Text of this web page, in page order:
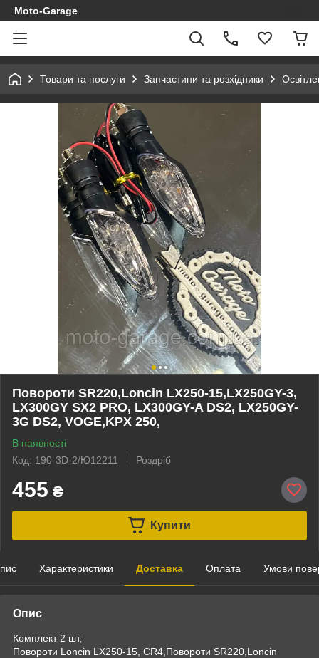
Moto-Garage
Товари та послуги Запчастини та розхідники
Повороти SR220,Loncin LX250-15,LX250GY-3,
LX300GY SX2 PRO, LX300GY-A DS2, LX250GY-
3G DS2, VOGE,KPX 250,
В наявності
Код: 190-3D-2/Ю12211
Роздріб
455 ₴
Купити
Характеристики Доставка Оплата Умови
Опис
Комплект 2 шт,
Повороти Loncin LX250-15, CR4,Повороти SR220,Loncin